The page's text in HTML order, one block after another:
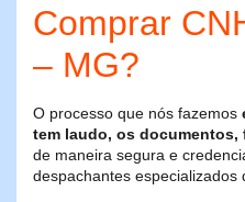
Comprar
– MG?
O processo que nós fazemos
tem laudo, os documentos,
de maneira segura e
despachantes especializados